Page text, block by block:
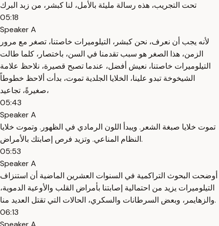
تحت التجريب، هذه رسالة مليئة بالأمل، لنا كبشر، من زبد البرك
05:18
Speaker A
لأنه يجب أن نعرف، نحن كبشر، التيلوميرات خاصتنا، تصغر مع مرور
الزمن، هذا الصغر هو سبب تقدمنا في السن، باختصار، كلما طالت
التيلوميرات خاصتنا، نعيش أفضل، عندما تصبح قصيرة، نلاحظ علامة
الشيخوخة تبدو علينا، الخلايا الجلدية تموت، بدأت ألاحظ خطوطاً
صغيرةً، تجاعيد،
05:43
Speaker A
تموت خلايا صبغة الشعر. ويبدأ اللون الرمادي في الظهور. وتموت خلايا
النظام المناعي. وتزيد فرص إصابتك بالأمراض.
05:53
Speaker A
أوضحت البحوث التراكمية في السنوات العشرين الماضية أن استنزاف
التيلوميرات يزيد من احتمالية إصابتنا بأمراض القلب والأوعية الدموية،
والزهايمر، وبعض السرطانات والسكري، الحالات التي تقتل العديد منا.
06:13